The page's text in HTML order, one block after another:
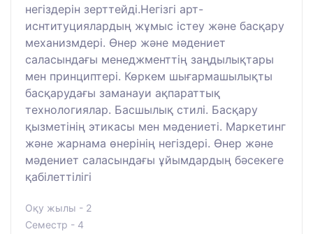
негіздерін зерттейді.Негізгі арт-
иснтитуциялардың жұмыс істеу және басқару
механизмдері. Өнер және мәдениет
саласындағы менеджменттің заңдылықтары
мен принциптері. Көркем шығармашылықты
басқарудағы заманауи ақпараттық
технологиялар. Басшылық стилі. Басқару
қызметінің этикасы мен мәдениеті. Маркетинг
және жарнама өнерінің негіздері. Өнер және
мәдениет саласындағы ұйымдардың бәсекеге
қабілеттілігі
Оқу жылы - 2
Семестр - 4